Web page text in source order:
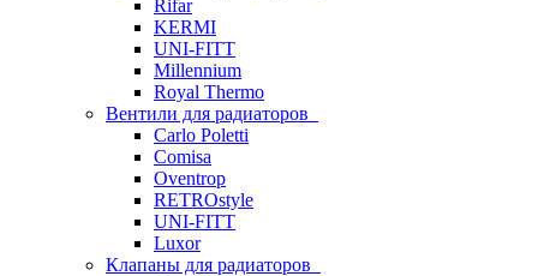
Rifar
KERMI
UNI-FITT
Millennium
Royal Thermo
Вентили для радиаторов
Carlo Poletti
Comisa
Oventrop
RETROstyle
UNI-FITT
Luxor
Клапаны для радиаторов